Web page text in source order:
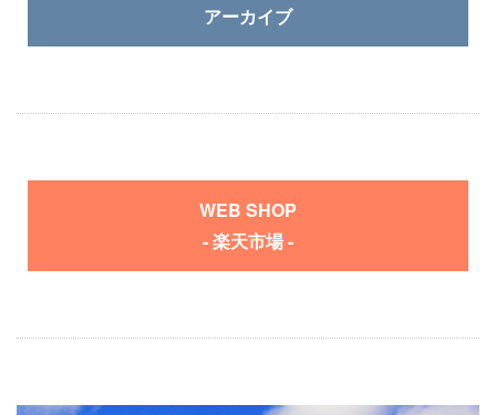
アーカイブ
WEB SHOP
- 楽天市場 -